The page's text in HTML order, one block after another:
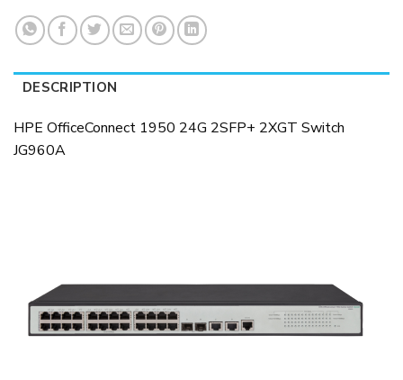
DESCRIPTION
HPE OfficeConnect 1950 24G 2SFP+ 2XGT Switch
JG960A